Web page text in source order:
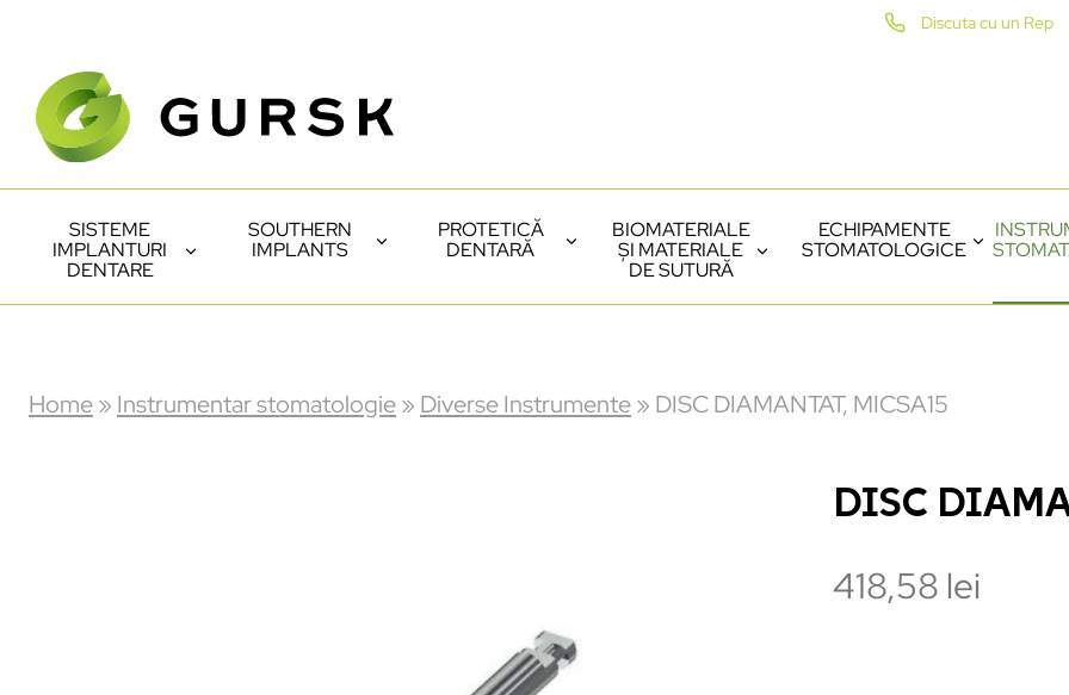
Discuta cu un Rep
SISTEME
IMPLANTURI
DENTARE
SOUTHERN
IMPLANTS
PROTETICĂ
DENTARĂ
BIOMATERIALE
ȘI MATERIALE
DE SUTURĂ
ECHIPAMENTE
STOMATOLOGICE
Home» Instrumentar stomatologie» Diverse Instrumente» DISC DIAMANTAT, MICSA15
DISC
418,58 lei